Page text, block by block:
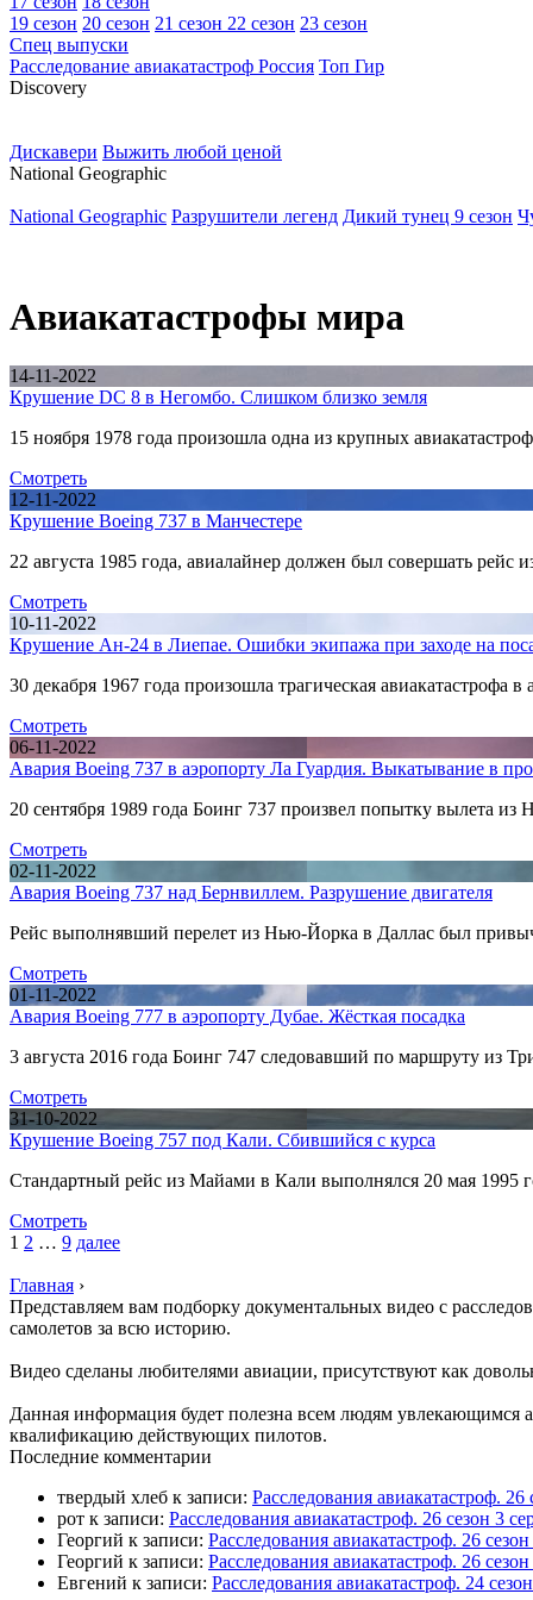
19 сезон 20 сезон 21 сезон 22 сезон 23 сезон
Спец выпуски
Расследование авиакатастроф Россия Топ Гир
Discovery
Дискавери Выжить любой ценой
National Geographic
National Geographic Разрушители легенд Дикий тунец 9 сезон
Авиакатастрофы мира
14-11-2022
Крушение DC 8 в Негомбо. Слишком близко земля
15 ноября 1978 года произошла одна из крупных
Смотреть
12-11-2022
Крушение Boeing 737 в Манчестере
22 августа 1985 года, авиалайнер должен был совершать
Смотреть
10-11-2022
Крушение Ан-24 в Лиепае. Ошибки экипажа при заходе на
30 декабря 1967 года произошла трагическая
Смотреть
06-11-2022
Авария Boeing 737 в аэропорту Ла Гуардия. Выкатывание в
20 сентября 1989 года Боинг 737 произвел попытку вылета
Смотреть
02-11-2022
Авария Boeing 737 над Бернвиллем. Разрушение двигателя
Рейс выполнявший перелет из Нью-Йорка в Даллас был
Смотреть
01-11-2022
Авария Boeing 777 в аэропорту Дубае. Жёсткая посадка
3 августа 2016 года Боинг 747 следовавший по маршруту из
Смотреть
31-10-2022
Крушение Boeing 757 под Кали. Сбившийся с курса
Стандартный рейс из Майами в Кали выполнялся 20 мая 1995
Смотреть
1 2 … 9 далее
Главная ›
Представляем вам подборку документальных видео с
самолетов за всю историю.
Видео сделаны любителями авиации, присутствуют как
Данная информация будет полезна всем людям увлекающимся
квалификацию действующих пилотов.
Последние комментарии
твердый хлеб к записи: Расследования авиакатастроф.
рот к записи: Расследования авиакатастроф. 26 сезон 3
Георгий к записи: Расследования авиакатастроф. 26
Георгий к записи: Расследования авиакатастроф. 26
Евгений к записи: Расследования авиакатастроф. 24